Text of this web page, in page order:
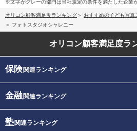
※文字がグレーの部門は当社規定の条件を満たした企業
オリコン顧客満足度ランキング
おすすめの子ども写真
フォトスタジオシャレニー
オリコン顧客満足度ラ
保険関連ランキング
金融関連ランキング
塾関連ランキング